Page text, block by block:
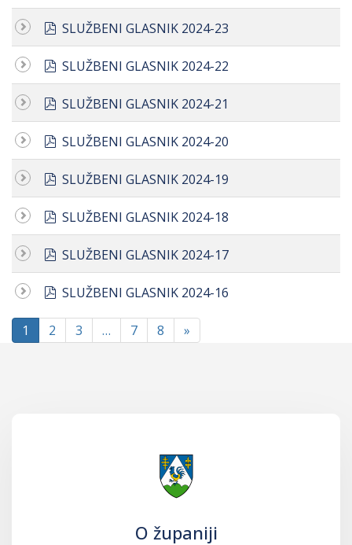
pdf
SLUŽBENI GLASNIK 2024-23
pdf
SLUŽBENI GLASNIK 2024-22
pdf
SLUŽBENI GLASNIK 2024-21
pdf
SLUŽBENI GLASNIK 2024-20
pdf
SLUŽBENI GLASNIK 2024-19
pdf
SLUŽBENI GLASNIK 2024-18
pdf
SLUŽBENI GLASNIK 2024-17
pdf
SLUŽBENI GLASNIK 2024-16
1 2 3 … 7 8 »
O županiji